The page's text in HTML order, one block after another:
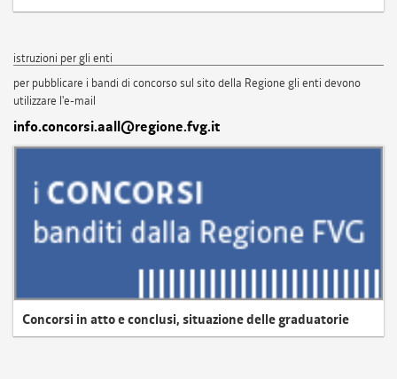
istruzioni per gli enti
per pubblicare i bandi di concorso sul sito della Regione gli enti devono
utilizzare l'e-mail
info.concorsi.aall@regione.fvg.it
Concorsi in atto e conclusi, situazione delle graduatorie